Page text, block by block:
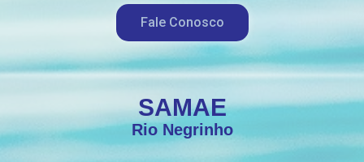
Fale Conosco
SAMAE
Rio Negrinho